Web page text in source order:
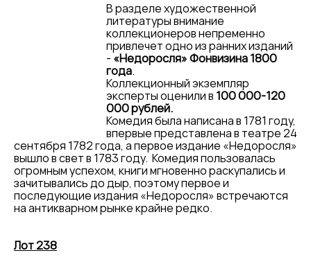
В разделе художественной
литературы внимание
коллекционеров непременно
привлечет одно из ранних изданий
- «Недоросля» Фонвизина 1800
года.
Коллекционный экземпляр
эксперты оценили в 100 000-120
000 рублей.
Комедия была написана в 1781 году,
впервые представлена в театре 24
сентября 1782 года, а первое издание «Недоросля»
вышло в свет в 1783 году. Комедия пользовалась
огромным успехом, книги мгновенно раскупались и
зачитывались до дыр, поэтому первое и
последующие издания «Недоросля» встречаются
на антикварном рынке крайне редко.
Лот 238